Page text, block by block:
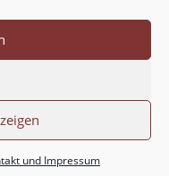
und Impressum